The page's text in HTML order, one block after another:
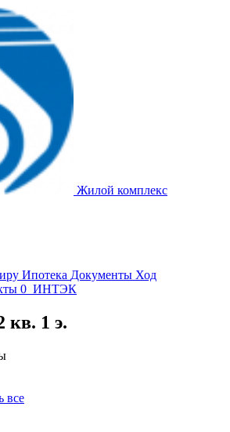
Жилой комплекс
Ипотека Документы Ход
0 ИНТЭК
кв. 1 э.
все